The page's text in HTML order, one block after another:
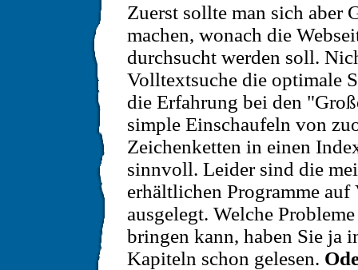
Zuerst sollte man sich aber
machen, wonach die
durchsucht werden soll.
Volltextsuche die optimale
die Erfahrung bei den
simple Einschaufeln von
Zeichenketten in einen
sinnvoll. Leider sind die
erhältlichen Programme
ausgelegt. Welche
bringen kann, haben Sie ja
Kapiteln schon gelesen.